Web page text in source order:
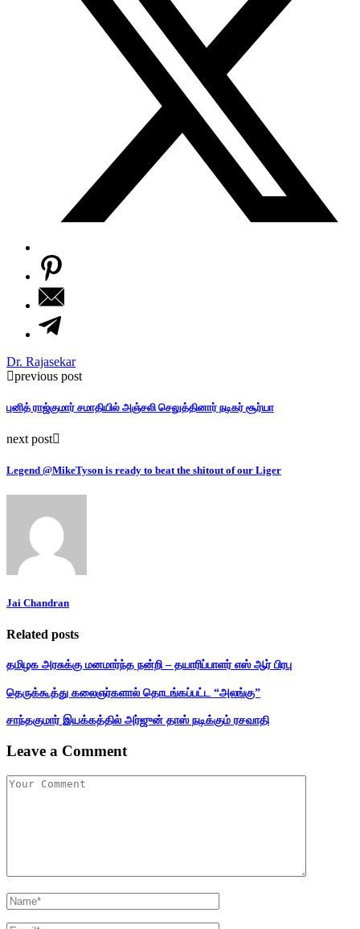
Dr. Rajasekar
previous post
புனித் ராஜ்குமார் சமாதியில் அஞ்சலி செலுத்தினார் நடிகர் சூர்யா
next post
Legend @MikeTyson is ready to beat the shitout of our Liger
Jai Chandran
Related posts
தமிழக அரசுக்கு மனமார்ந்த நன்றி – தயாரிப்பாளர் எஸ் ஆர் பிரபு
தெருக்கூத்து கலைஞர்களால் தொடங்கப்பட்ட “அலங்கு”
சாந்தகுமார் இயக்கத்தில் அர்ஜுன் தாஸ் நடிக்கும் ரசவாதி
Leave a Comment